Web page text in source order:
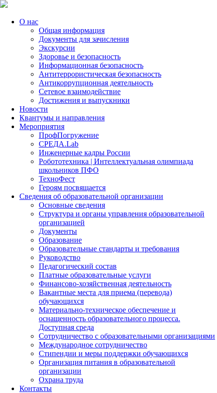
О нас
Общая информация
Документы для зачисления
Экскурсии
Здоровье и безопасность
Информационная безопасность
Антитеррористическая безопасность
Антикоррупционная деятельность
Сетевое взаимодействие
Достижения и выпускники
Новости
Квантумы и направления
Мероприятия
ПрофПогружение
СРЕДА.Lab
Инженерные кадры России
Робототехника | Интеллектуальная олимпиада
школьников ПФО
ТехноФест
Героям посвящается
Сведения об образовательной организации
Основные сведения
Структура и органы управления образовательной
организацией
Документы
Образование
Образовательные стандарты и требования
Руководство
Педагогический состав
Платные образовательные услуги
Финансово-хозяйственная деятельность
Вакантные места для приема (перевода)
обучающихся
Материально-техническое обеспечение и
оснащенность образовательного процесса.
Доступная среда
Сотрудничество с образовательными организациями
Международное сотрудничество
Стипендии и меры поддержки обучающихся
Организация питания в образовательной
организации
Охрана труда
Контакты